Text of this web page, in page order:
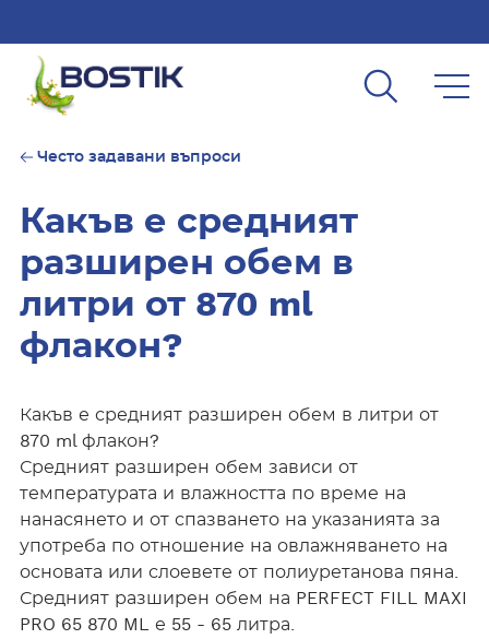
Често задавани въпроси
Какъв е средният
разширен обем в
литри от 870 ml
флакон?
Какъв е средният разширен обем в литри от
870 ml флакон?
Средният разширен обем зависи от
температурата и влажността по време на
нанасянето и от спазването на указанията за
употреба по отношение на овлажняването на
основата или слоевете от полиуретанова пяна.
Средният разширен обем на PERFECT FILL MAXI
PRO 65 870 ML е 55 - 65 литра.